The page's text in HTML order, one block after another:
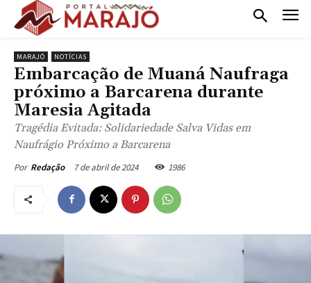
MARAJÓ NOTÍCIAS
Embarcação de Muaná Naufraga
próximo a Barcarena durante
Maresia Agitada
Tragédia Evitada: Solidariedade Salva Vidas em
Naufrágio Próximo a Barcarena
Por Redação 7 de abril de 2024 1986